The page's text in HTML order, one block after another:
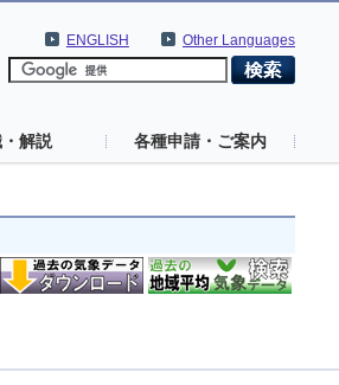
Other Languages
ENGLISH
解説 各種申請・ご案内